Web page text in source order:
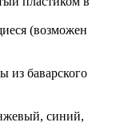
(возможен
из баварского
синий,